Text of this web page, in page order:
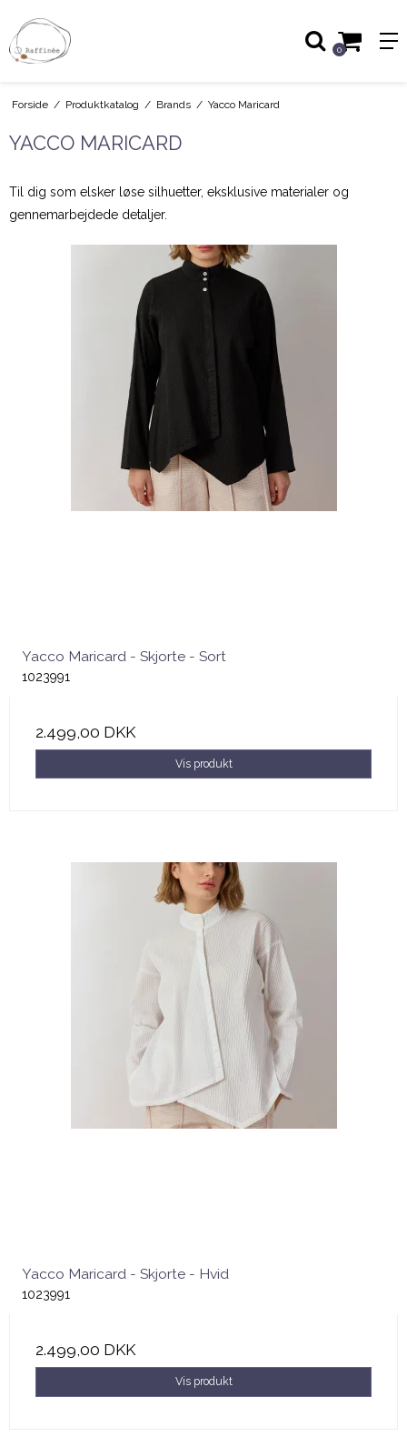
0
Forside / Produktkatalog / Brands / Yacco Maricard
YACCO MARICARD
Til dig som elsker løse silhuetter, eksklusive materialer og
gennemarbejdede detaljer.
Yacco Maricard - Skjorte - Sort
1023991
2.499,00 DKK
Vis produkt
Yacco Maricard - Skjorte - Hvid
1023991
2.499,00 DKK
Vis produkt